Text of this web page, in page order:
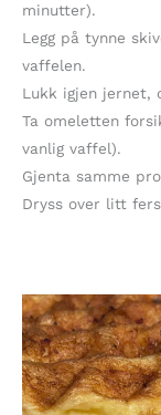
minutter).
Legg på tynne
vaffelen.
Lukk igjen jernet,
Ta omeletten
vanlig vaffel).
Gjenta samme
Dryss over litt